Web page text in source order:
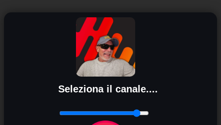
Seleziona il canale....